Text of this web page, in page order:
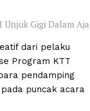
Gigi Dalam
dari pelaku
Program KTT
pendamping
puncak acara